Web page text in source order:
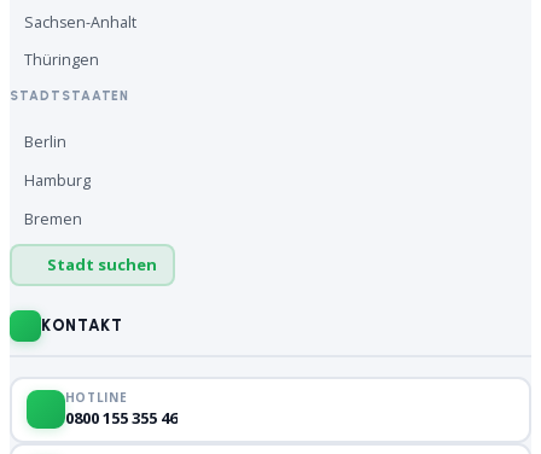
Sachsen-Anhalt
Thüringen
STADTSTAATEN
Berlin
Hamburg
Bremen
Stadt suchen
KONTAKT
HOTLINE
0800 155 355 46